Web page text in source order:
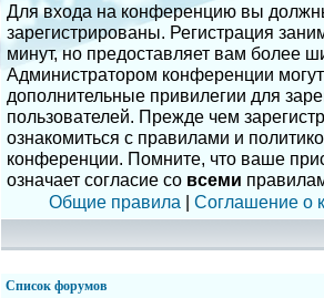
Для входа на конференцию вы
зарегистрированы. Регистрация
минут, но предоставляет вам более
Администратором конференции
дополнительные привилегии для
пользователей. Прежде чем
ознакомиться с правилами и
конференции. Помните, что ваше
означает согласие со всеми
Общие правила | Соглашение о
Список форумов